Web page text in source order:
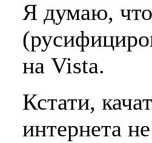
Я думаю,
на Vista.
Кстати,
интернета